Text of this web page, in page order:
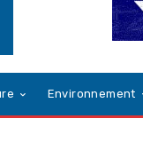
Environnement